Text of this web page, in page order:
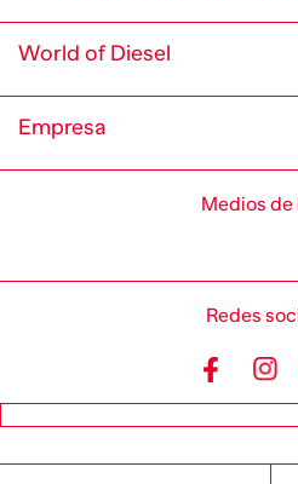
World of Diesel
Empresa
Medios de
Redes